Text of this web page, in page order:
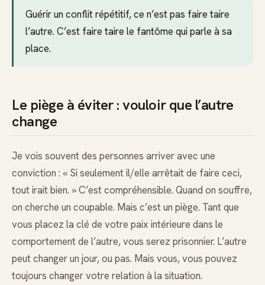
Guérir un conflit répétitif, ce n’est pas faire taire
l’autre. C’est faire taire le fantôme qui parle à sa
place.
Le piège à éviter : vouloir que l’autre
change
Je vois souvent des personnes arriver avec une
conviction : « Si seulement il/elle arrêtait de faire ceci,
tout irait bien. » C’est compréhensible. Quand on souffre,
on cherche un coupable. Mais c’est un piège. Tant que
vous placez la clé de votre paix intérieure dans le
comportement de l’autre, vous serez prisonnier. L’autre
peut changer un jour, ou pas. Mais vous, vous pouvez
toujours changer votre relation à la situation.